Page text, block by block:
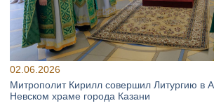
02.06.2026
Митрополит Кирилл совершил Литургию в
Невском храме города Казани